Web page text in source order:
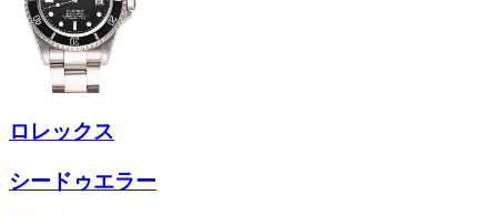
ロレックス
シードゥエラー